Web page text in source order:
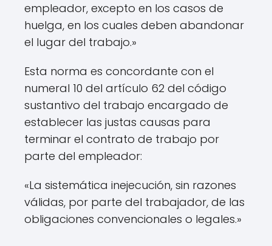
empleador, excepto en los casos de
huelga, en los cuales deben abandonar
el lugar del trabajo.»
Esta norma es concordante con el
numeral 10 del artículo 62 del código
sustantivo del trabajo encargado de
establecer las justas causas para
terminar el contrato de trabajo por
parte del empleador:
«La sistemática inejecución, sin razones
válidas, por parte del trabajador, de las
obligaciones convencionales o legales.»